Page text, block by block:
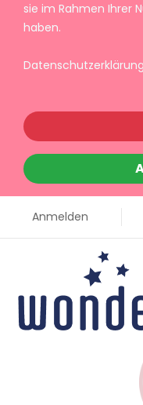
sie im Rahmen Ihrer
haben.
Anmelden